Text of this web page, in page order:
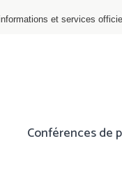
et services
Conférences de